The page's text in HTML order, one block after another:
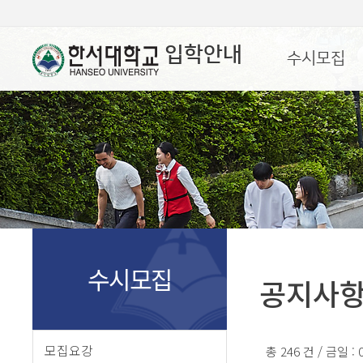
입학안내 수시모집
수시모집
모집요강
공지사
총 246 건 / 금일 :